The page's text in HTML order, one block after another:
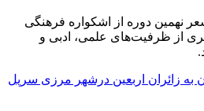
نهمین دوره از اشکواره فرهنگی
از ظرفیت‌های علمی، ادبی و